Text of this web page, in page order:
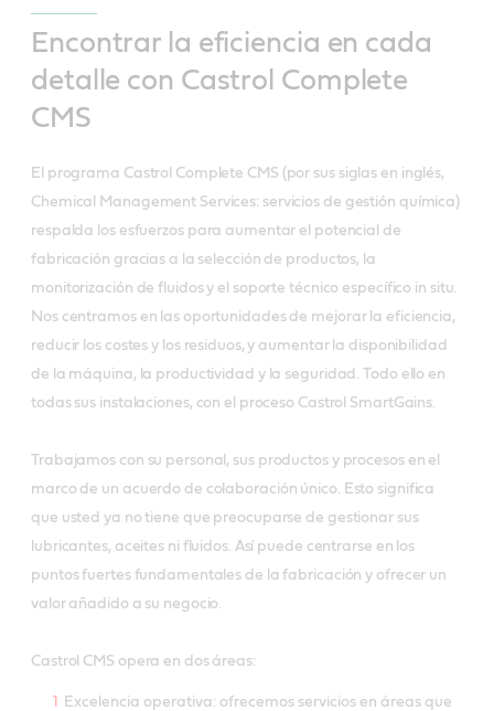
Encontrar la eficiencia en cada
detalle con Castrol Complete
CMS
El programa Castrol Complete CMS (por sus siglas en inglés,
Chemical Management Services: servicios de gestión química)
respalda los esfuerzos para aumentar el potencial de
fabricación gracias a la selección de productos, la
monitorización de fluidos y el soporte técnico específico in situ.
Nos centramos en las oportunidades de mejorar la eficiencia,
reducir los costes y los residuos, y aumentar la disponibilidad
de la máquina, la productividad y la seguridad. Todo ello en
todas sus instalaciones, con el proceso Castrol SmartGains.
Trabajamos con su personal, sus productos y procesos en el
marco de un acuerdo de colaboración único. Esto significa
que usted ya no tiene que preocuparse de gestionar sus
lubricantes, aceites ni fluidos. Así puede centrarse en los
puntos fuertes fundamentales de la fabricación y ofrecer un
valor añadido a su negocio.
Castrol CMS opera en dos áreas:
Excelencia operativa: ofrecemos servicios en áreas que